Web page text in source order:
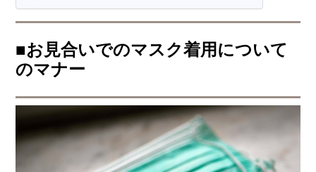
■お見合いでのマスク着用について
のマナー